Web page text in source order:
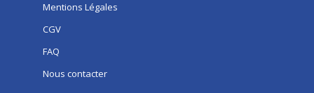
Mentions Légales
CGV
FAQ
Nous contacter